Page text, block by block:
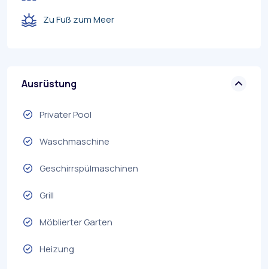
Zu Fuß zum Meer
Ausrüstung
Privater Pool
Waschmaschine
Geschirrspülmaschinen
Grill
Möblierter Garten
Heizung